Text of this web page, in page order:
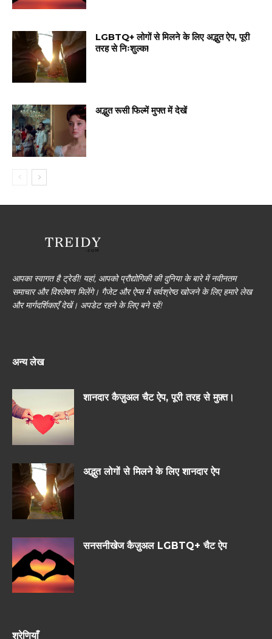
LGBTQ+ लोगों से मिलने के लिए अद्भुत ऐप, पूरी
तरह से निःशुल्क!
अद्भुत रूसी फिल्में मुफ्त में देखें
आपका स्वागत है ट्रेडी! यहां, आपको प्रौद्योगिकी की दुनिया के बारे में नवीनतम
समाचार और विश्लेषण मिलेंगे। गैजेट और ऐप्स में सर्वश्रेष्ठ खोजने के लिए हमारे लेख
और मार्गदर्शिकाएँ देखें। अपडेट रहने के लिए बने रहें!
अन्य लेख
शानदार कैज़ुअल चैट ऐप, पूरी तरह से मुफ़्त।
अद्भुत लोगों से मिलने के लिए शानदार ऐप
सनसनीखेज कैज़ुअल LGBTQ+ चैट ऐप
श्रेणियाँ